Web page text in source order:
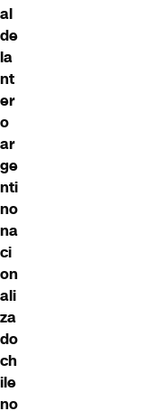
al
de
la
nt
er
o
ar
ge
nti
no
na
ci
on
ali
za
do
ch
ile
no